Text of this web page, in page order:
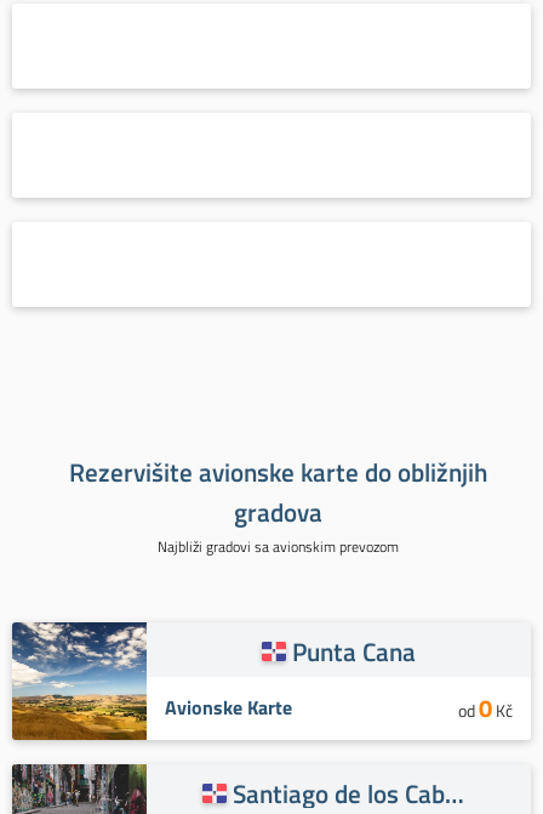
Rezervišite avionske karte do obližnjih
gradova
Najbliži gradovi sa avionskim prevozom
Punta Cana
Avionske Karte od0Kč
Santiago de los Caballeros